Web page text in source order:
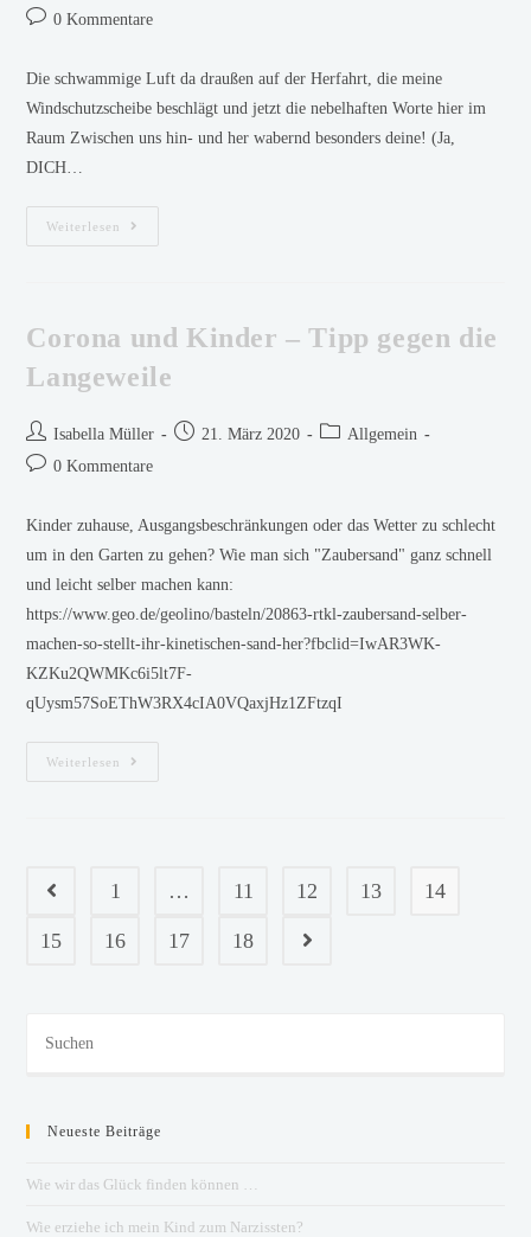
0 Kommentare
Die schwammige Luft da draußen auf der Herfahrt, die meine
Windschutzscheibe beschlägt und jetzt die nebelhaften Worte hier im
Raum Zwischen uns hin- und her wabernd besonders deine! (Ja,
DICH…
Weiterlesen
Corona und Kinder – Tipp gegen die
Langeweile
Isabella Müller 21. März 2020
Allgemein
0 Kommentare
Kinder zuhause, Ausgangsbeschränkungen oder das Wetter zu schlecht
um in den Garten zu gehen? Wie man sich "Zaubersand" ganz schnell
und leicht selber machen kann:
https://www.geo.de/geolino/basteln/20863-rtkl-zaubersand-selber-
machen-so-stellt-ihr-kinetischen-sand-her?fbclid=IwAR3WK-
KZKu2QWMKc6i5lt7F-
qUysm57SoEThW3RX4cIA0VQaxjHz1ZFtzqI
Weiterlesen
1 … 11 12 13 14
15 16 17 18
Neueste Beiträge
Wie wir das Glück finden können …
Wie erziehe ich mein Kind zum Narzissten?